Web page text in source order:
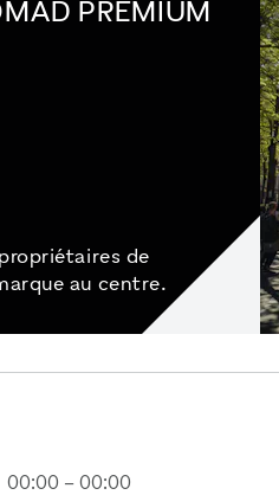
PREMIUM
de
au centre.
00:00 –00:00